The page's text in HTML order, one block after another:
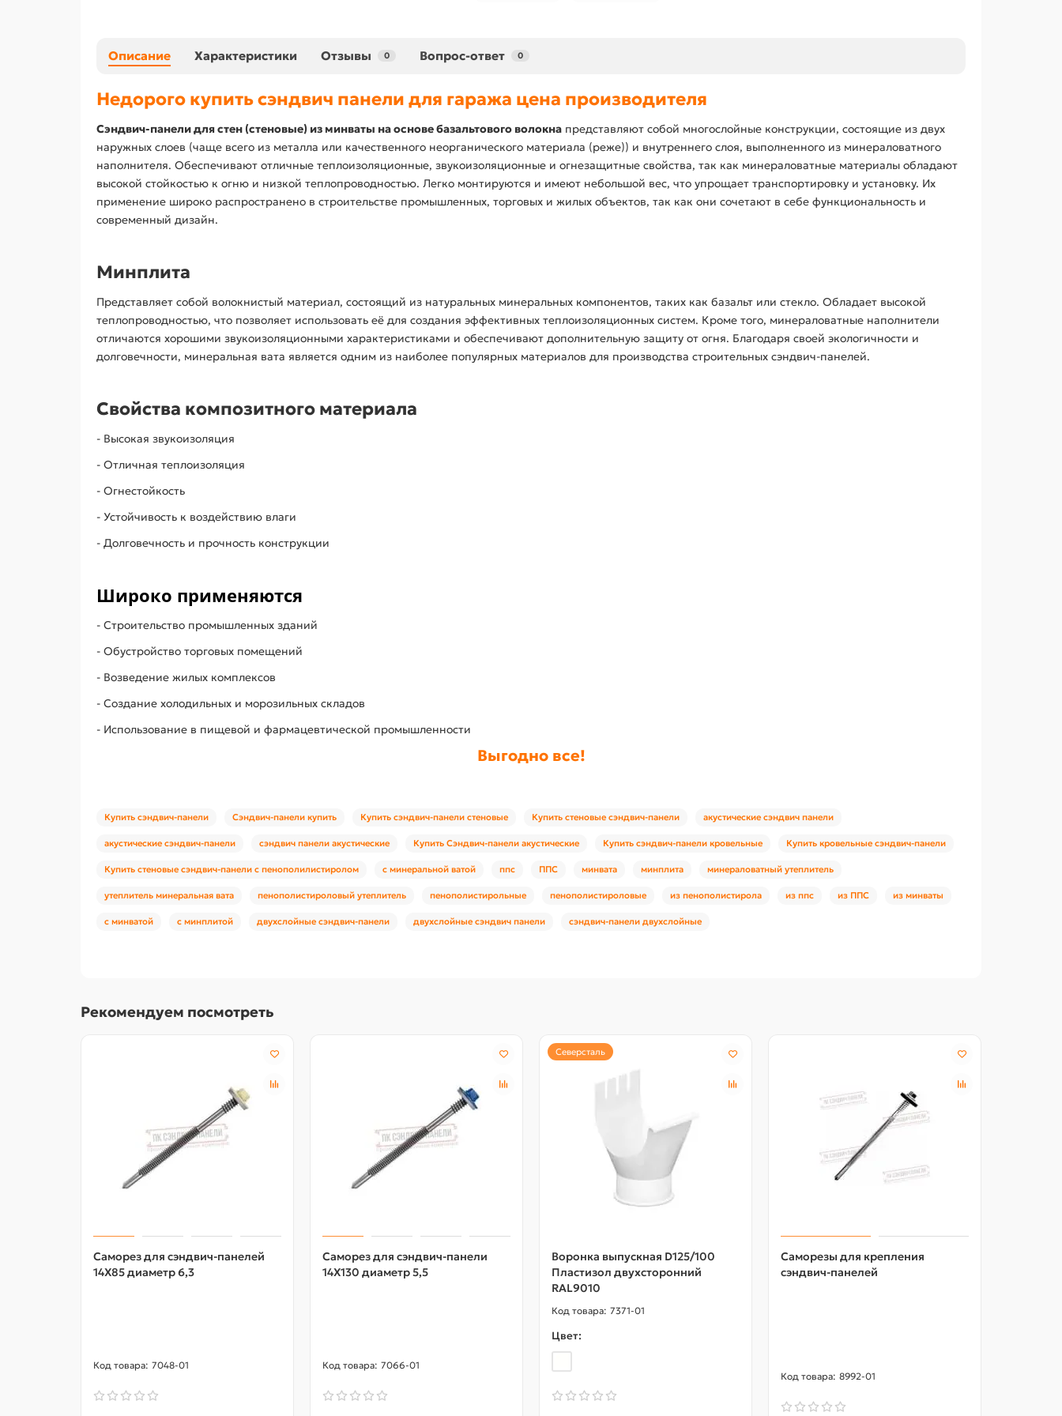
Описание Характеристики Отзывы 0 Вопрос-ответ 0
Недорого купить сэндвич панели для гаража цена производителя
Сэндвич-панели для стен (стеновые) из минваты на основе базальтового волокна представляют собой многослойные конструкции, состоящие из двух
наружных слоев (чаще всего из металла или качественного неорганического материала (реже)) и внутреннего слоя, выполненного из минераловатного
наполнителя. Обеспечивают отличные теплоизоляционные, звукоизоляционные и огнезащитные свойства, так как минераловатные материалы обладают
высокой стойкостью к огню и низкой теплопроводностью. Легко монтируются и имеют небольшой вес, что упрощает транспортировку и установку. Их
применение широко распространено в строительстве промышленных, торговых и жилых объектов, так как они сочетают в себе функциональность и
современный дизайн.
Минплита
Представляет собой волокнистый материал, состоящий из натуральных минеральных компонентов, таких как базальт или стекло. Обладает высокой
теплопроводностью, что позволяет использовать её для создания эффективных теплоизоляционных систем. Кроме того, минераловатные наполнители
отличаются хорошими звукоизоляционными характеристиками и обеспечивают дополнительную защиту от огня. Благодаря своей экологичности и
долговечности, минеральная вата является одним из наиболее популярных материалов для производства строительных сэндвич-панелей.
Свойства композитного материала
- Высокая звукоизоляция
- Отличная теплоизоляция
- Огнестойкость
- Устойчивость к воздействию влаги
- Долговечность и прочность конструкции
Широко применяются
- Строительство промышленных зданий
- Обустройство торговых помещений
- Возведение жилых комплексов
- Создание холодильных и морозильных складов
- Использование в пищевой и фармацевтической промышленности
Выгодно все!
Купить сэндвич-панели Сэндвич-панели купить Купить сэндвич-панели стеновые Купить стеновые сэндвич-панели акустические сэндвич панели
акустические сэндвич-панели сэндвич панели акустические Купить Сэндвич-панели акустические Купить сэндвич-панели кровельные Купить кровельные сэндвич-панели
Купить стеновые сэндвич-панели с пенополилистиролом с минеральной ватой ппс ППС минвата минплита минераловатный утеплитель
утеплитель минеральная вата пенополистироловый утеплитель пенополистирольные пенополистироловые из пенополистирола из ппс из ППС из минваты
с минватой с минплитой двухслойные сэндвич-панели двухслойные сэндвич панели сэндвич-панели двухслойные
Рекомендуем посмотреть
Саморез для сэндвич-панелей
14X85 диаметр 6,3
7048-01
Саморез для сэндвич-панели
14X130 диаметр 5,5
7066-01
Северсталь
Воронка выпускная D125/100
Пластизол двухсторонний
RAL9010
7371-01
Цвет:
Саморезы для крепления
сэндвич-панелей
8992-01